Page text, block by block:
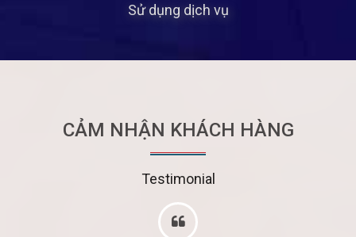
Sử dụng dịch vụ
CẢM NHẬN KHÁCH HÀNG
Testimonial